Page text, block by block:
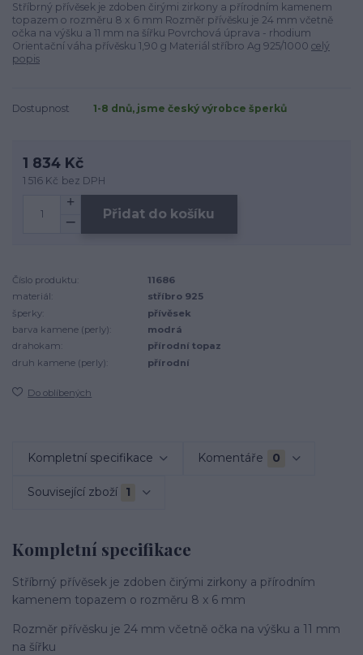
Stříbrný přívěsek je zdoben čirými zirkony a přírodním kamenem
topazem o rozměru 8 x 6 mm Rozměr přívěsku je 24 mm včetně
očka na výšku a 11 mm na šířku Povrchová úprava - rhodium
Orientační váha přívěsku 1,90 g Materiál stříbro Ag 925/1000 celý
popis
Dostupnost 1-8 dnů, jsme český výrobce šperků
1 834 Kč
1 516 Kč bez DPH
Přidat do košíku
Číslo produktu:
11686
materiál:
stříbro 925
šperky:
přívěsek
barva kamene (perly):
modrá
drahokam:
přírodní topaz
druh kamene (perly):
přírodní
Do oblíbených
Kompletní specifikace Komentáře 0
Související zboží 1
Kompletní specifikace
Stříbrný přívěsek je zdoben čirými zirkony a přírodním
kamenem topazem o rozměru 8 x 6 mm
Rozměr přívěsku je 24 mm včetně očka na výšku a 11 mm
na šířku